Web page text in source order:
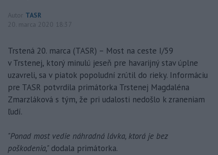
Autor TASR
20. marca 2020 18:37
Trstená 20. marca (TASR) – Most na ceste I/59
v Trstenej, ktorý minulú jeseň pre havarijný stav úplne
uzavreli, sa v piatok popoludní zrútil do rieky. Informáciu
pre TASR potvrdila primátorka Trstenej Magdaléna
Zmarzláková s tým, že pri udalosti nedošlo k zraneniam
ľudí.
"Ponad most vedie náhradná lávka, ktorá je bez
poškodenia," dodala primátorka.